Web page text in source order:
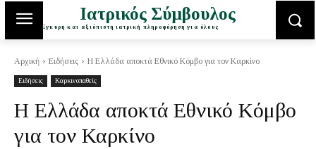
Ιατρικός Σύμβουλος
Έγκυρη και αξιόπιστη ιατρική πληροφόρηση για όλους
Αρχική Ειδήσεις Η Ελλάδα αποκτά Εθνικό Κόμβο για τον Καρκίνο
Ειδήσεις Καρκινοπαθείς
Η Ελλάδα αποκτά Εθνικό Κόμβο
για τον Καρκίνο